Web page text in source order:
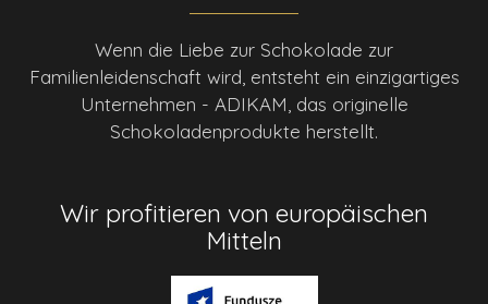
Wenn die Liebe zur Schokolade zur
Familienleidenschaft wird, entsteht ein einzigartiges
Unternehmen - ADIKAM, das originelle
Schokoladenprodukte herstellt.
Wir profitieren von europäischen
Mitteln